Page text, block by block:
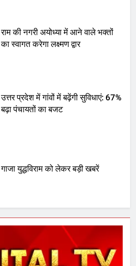
राम की नगरी अयोध्या में आने वाले भक्तों
का स्वागत करेगा लक्ष्मण द्वार
उत्तर प्रदेश में गांवों में बढ़ेंगी सुविधाएं: 67%
बढ़ा पंचायतों का बजट
गाजा युद्धविराम को लेकर बड़ी खबरें
चुनाव से पहले लालू परिवार पर बड़ा झटका,
दिल्ली कोर्ट ने IRCTC घोटाले में आरोप
तय किए